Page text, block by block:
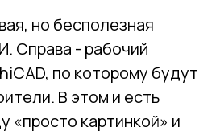
но бесполезная
Справа - рабочий
по которому будут
В этом и есть
«просто картинкой» и